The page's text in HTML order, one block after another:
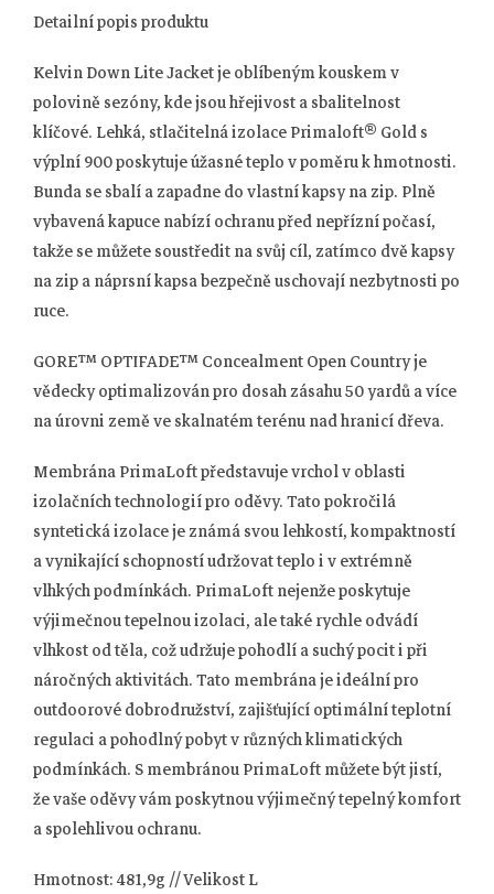
Detailní popis produktu
Kelvin Down Lite Jacket je oblíbeným kouskem v
polovině sezóny, kde jsou hřejivost a sbalitelnost
klíčové. Lehká, stlačitelná izolace Primaloft® Gold s
výplní 900 poskytuje úžasné teplo v poměru k hmotnosti.
Bunda se sbalí a zapadne do vlastní kapsy na zip. Plně
vybavená kapuce nabízí ochranu před nepřízní počasí,
takže se můžete soustředit na svůj cíl, zatímco dvě kapsy
na zip a náprsní kapsa bezpečně uschovají nezbytnosti po
ruce.
GORE™ OPTIFADE™ Concealment Open Country je
vědecky optimalizován pro dosah zásahu 50 yardů a více
na úrovni země ve skalnatém terénu nad hranicí dřeva.
Membrána PrimaLoft představuje vrchol v oblasti
izolačních technologií pro oděvy. Tato pokročilá
syntetická izolace je známá svou lehkostí, kompaktností
a vynikající schopností udržovat teplo i v extrémně
vlhkých podmínkách. PrimaLoft nejenže poskytuje
výjimečnou tepelnou izolaci, ale také rychle odvádí
vlhkost od těla, což udržuje pohodlí a suchý pocit i při
náročných aktivitách. Tato membrána je ideální pro
outdoorové dobrodružství, zajišťující optimální teplotní
regulaci a pohodlný pobyt v různých klimatických
podmínkách. S membránou PrimaLoft můžete být jistí,
že vaše oděvy vám poskytnou výjimečný tepelný komfort
a spolehlivou ochranu.
Hmotnost: 481,9g // Velikost L